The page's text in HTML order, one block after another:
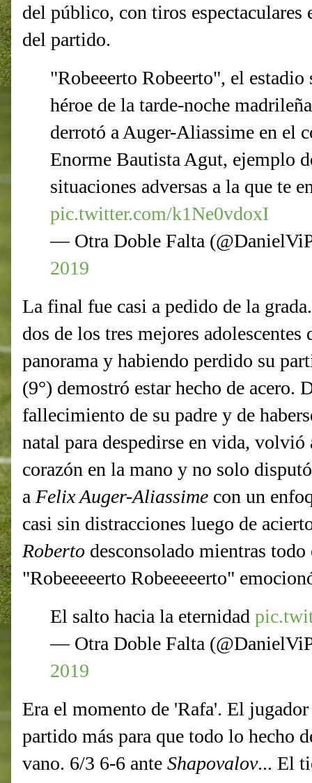
del público, con tiros espectaculares
del partido.
"Robeeerto Robeerto", el estadio
héroe de la tarde-noche
derrotó a Auger-Aliassime en el
Enorme Bautista Agut, ejemplo
situaciones adversas a la que te
pic.twitter.com/k1Ne0vdoxI
— Otra Doble Falta
2019
La final fue casi a pedido de la
dos de los tres mejores
panorama y habiendo perdido su
(9°) demostró estar hecho de acero.
fallecimiento de su padre y de
natal para despedirse en vida,
corazón en la mano y no solo
a Felix Auger-Aliassime con un
casi sin distracciones luego de
Roberto desconsolado mientras todo
"Robeeeeerto Robeeeeerto"
El salto hacia la eternidad
— Otra Doble Falta
2019
Era el momento de 'Rafa'. El
partido más para que todo lo hecho
vano. 6/3 6-6 ante Shapovalov... El